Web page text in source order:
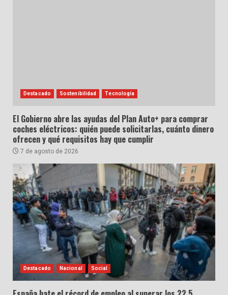
Destacado Sostenibilidad Tecnología
El Gobierno abre las ayudas del Plan Auto+ para comprar
coches eléctricos: quién puede solicitarlas, cuánto dinero
ofrecen y qué requisitos hay que cumplir
7 de agosto de 2026
Destacado Nacional Social